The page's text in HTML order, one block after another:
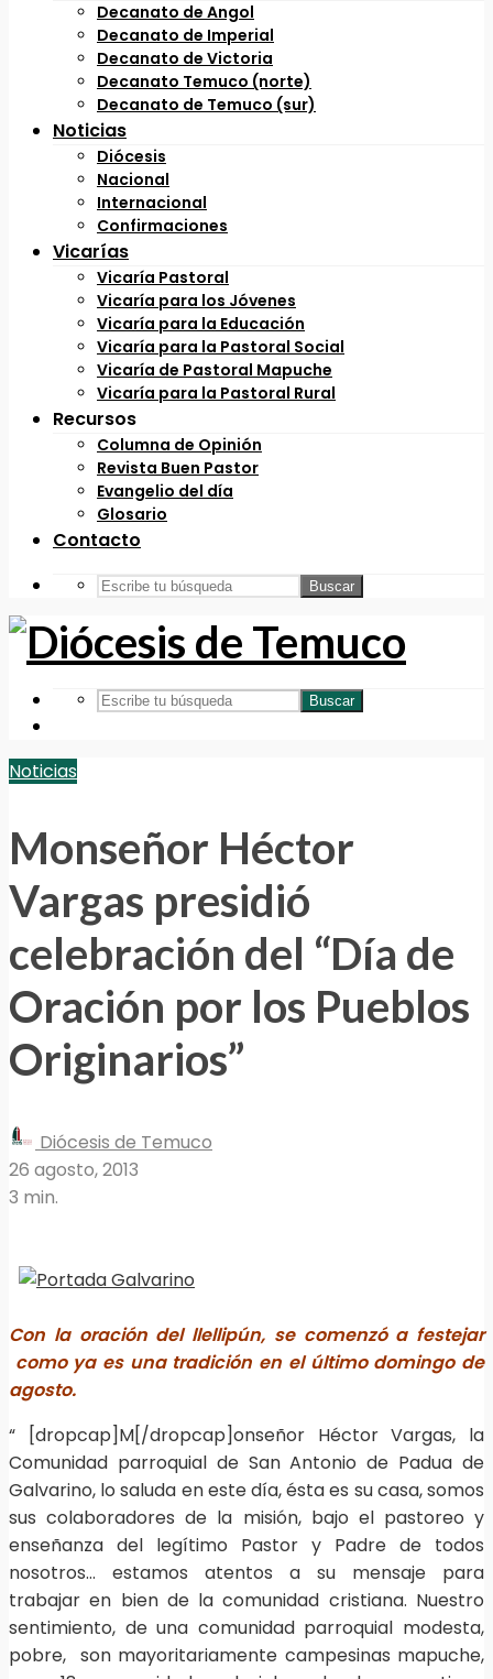
Decanato de Angol
Decanato de Imperial
Decanato de Victoria
Decanato Temuco (norte)
Decanato de Temuco (sur)
Noticias
Diócesis
Nacional
Internacional
Confirmaciones
Vicarías
Vicaría Pastoral
Vicaría para los Jóvenes
Vicaría para la Educación
Vicaría para la Pastoral Social
Vicaría de Pastoral Mapuche
Vicaría para la Pastoral Rural
Recursos
Columna de Opinión
Revista Buen Pastor
Evangelio del día
Glosario
Contacto
Buscar
Buscar
Noticias
Monseñor Héctor
Vargas presidió
celebración del “Día de
Oración por los Pueblos
Originarios”
Diócesis de Temuco
26 agosto, 2013
3 min.
Con la oración del llellipún, se comenzó a festejar
como ya es una tradición en el último domingo de
agosto.
“ [dropcap]M[/dropcap]onseñor Héctor Vargas, la
Comunidad parroquial de San Antonio de Padua de
Galvarino, lo saluda en este día, ésta es su casa, somos
sus colaboradores de la misión, bajo el pastoreo y
enseñanza del legítimo Pastor y Padre de todos
nosotros… estamos atentos a su mensaje para
trabajar en bien de la comunidad cristiana. Nuestro
sentimiento, de una comunidad parroquial modesta,
pobre, son mayoritariamente campesinas mapuche,